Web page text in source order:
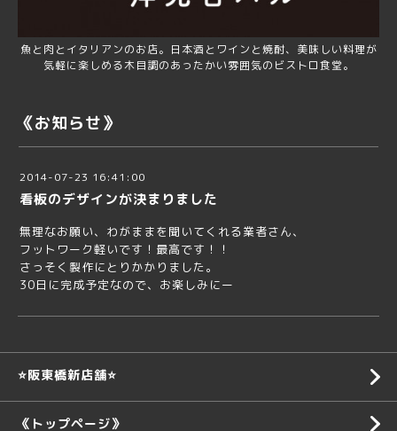
魚と肉とイタリアンのお店。日本酒とワインと焼酎、美味しい料理が
気軽に楽しめる木目調のあったかい雰囲気のビストロ食堂。
《お知らせ》
2014-07-23 16:41:00
看板のデザインが決まりました
無理なお願い、わがままを聞いてくれる業者さん、
フットワーク軽いです！最高です！！
さっそく製作にとりかかりました。
30日に完成予定なので、お楽しみにー
⭐️阪東橋新店舗⭐️
《トップページ》